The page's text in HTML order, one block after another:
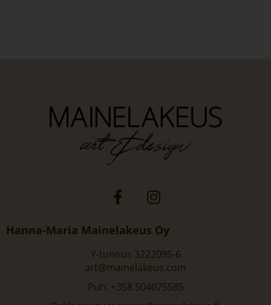
Hanna-Maria Mainelakeus Oy
Y-tunnus 3222095-6
art@mainelakeus.com
Puh: +358 504075585